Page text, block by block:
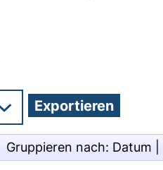
Gruppieren nach: Datum